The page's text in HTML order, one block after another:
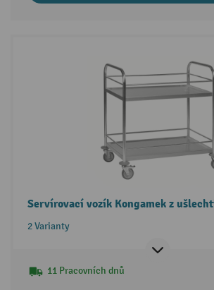
Servírovací vozík Kongamek z
2 Varianty
11 Pracovních dnů